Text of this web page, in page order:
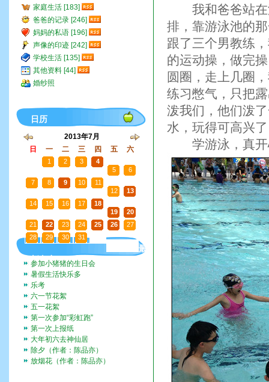
我和爸爸站在
排，靠游泳池的
跟了三个男教练
的运动操，做完
圆圈，走上几圈
练习憋气，只把
泼我们，他们泼
水，玩得可高兴
学游泳，真开
家庭生活 [183]
爸爸的记录 [246]
妈妈的私语 [196]
声像的印迹 [242]
学校生活 [135]
其他资料 [44]
婚纱照
日历
2013年7月
日
一 二 三 四 五 六
1 2 3
4
5
6
7
8 9 10
11
12
13
14
15 16 17
18
19
20
21
22 23 24 25 26
27
28
29 30 31
最
新文章
参加小猪猪的生日会
暑假生活快乐多
乐考
六一节花絮
五一花絮
第一次参加“彩虹跑”
第一次上报纸
大年初六去神仙居
除夕（作者：陈品亦）
放烟花（作者：陈品亦）